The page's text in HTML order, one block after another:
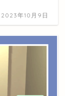
2023年10月9日